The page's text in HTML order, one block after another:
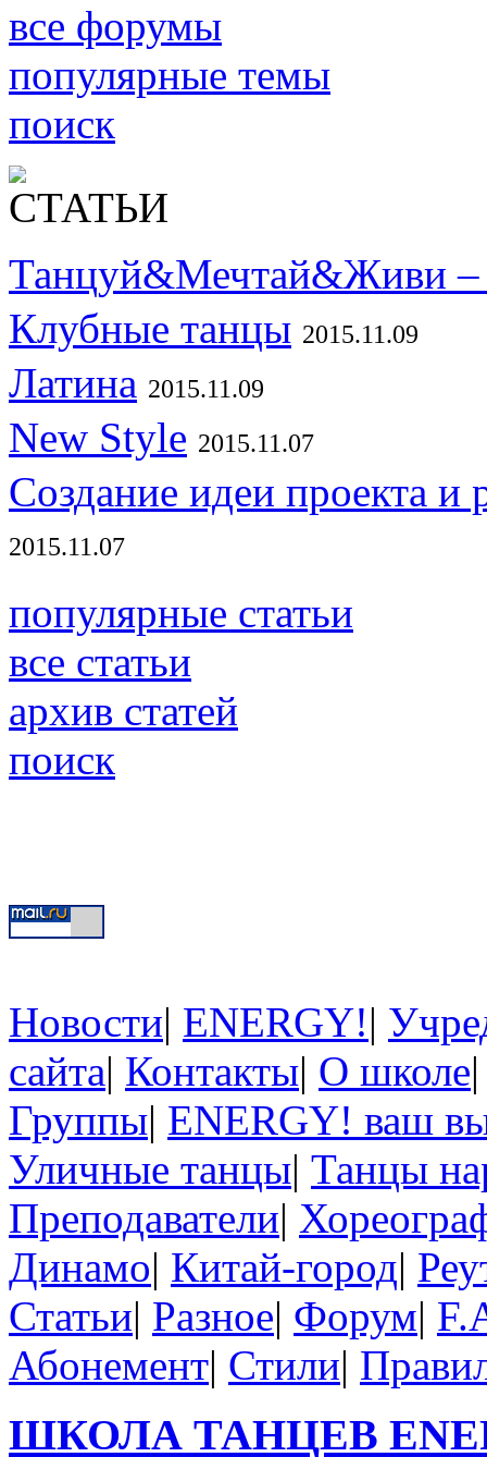
все форумы
популярные темы
поиск
Танцуй&Мечтай&Живи –
Клубные танцы 2015.11.09
Латина 2015.11.09
New Style 2015.11.07
Создание идеи проекта и
2015.11.07
популярные статьи
все статьи
архив статей
поиск
Новости| ENERGY!|
сайта| Контакты| О школе
Группы| ENERGY! ваш
Уличные танцы| Танцы
Преподаватели|
Динамо| Китай-город|
Статьи| Разное| Форум|
Абонемент| Стили|
ШКОЛА ТАНЦЕВ